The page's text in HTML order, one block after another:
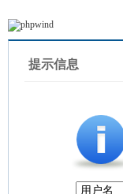
提示信息